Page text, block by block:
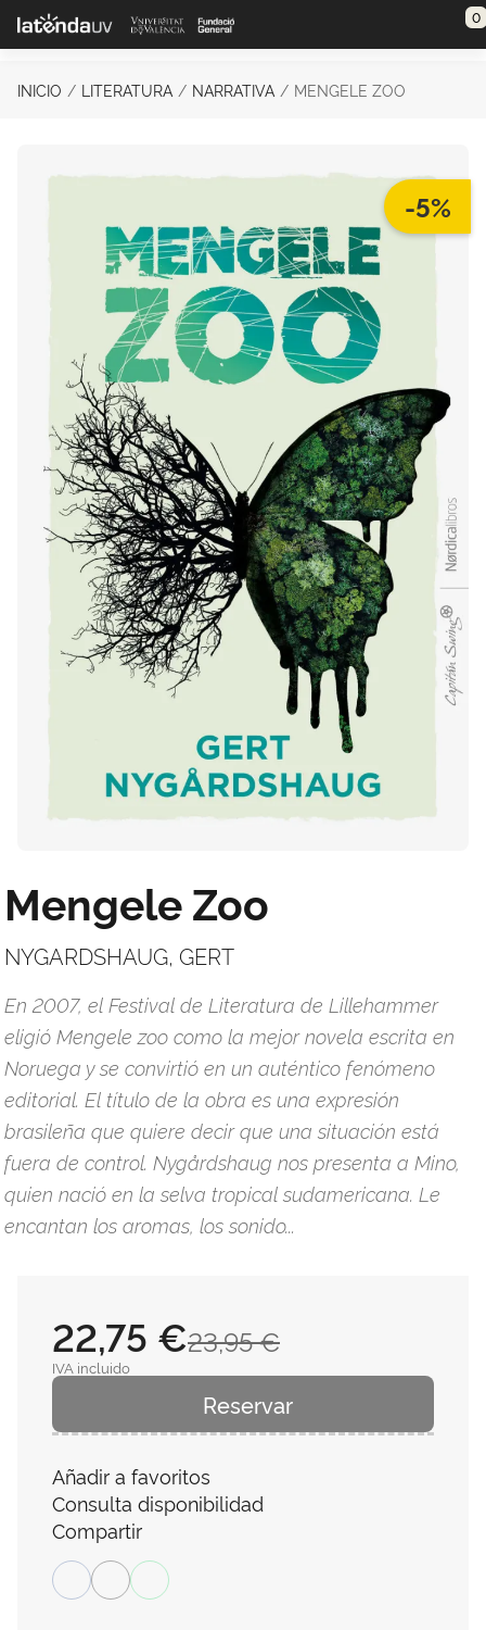
Saltar al contenido principal 0
INICIO LITERATURA NARRATIVA MENGELE ZOO
-5%
Mengele Zoo
NYGARDSHAUG, GERT
En 2007, el Festival de Literatura de Lillehammer
eligió Mengele zoo como la mejor novela escrita en
Noruega y se convirtió en un auténtico fenómeno
editorial. El título de la obra es una expresión
brasileña que quiere decir que una situación está
fuera de control. Nygårdshaug nos presenta a Mino,
quien nació en la selva tropical sudamericana. Le
encantan los aromas, los sonido...
23,95 €
22,75 €
IVA incluido
Reservar
Añadir a favoritos
Consulta disponibilidad
Compartir